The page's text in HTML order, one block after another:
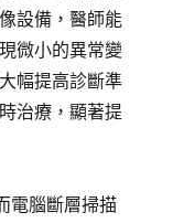
設備，醫師能
微小的異常變
幅提高診斷準
治療，顯著提
電腦斷層掃描